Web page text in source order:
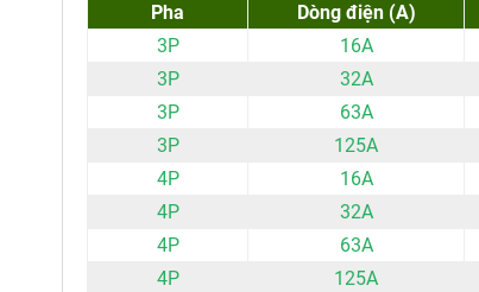
Pha
Dòng điện (A)
3P
16A
3P
32A
3P
63A
3P
125A
4P
16A
4P
32A
4P
63A
4P
125A